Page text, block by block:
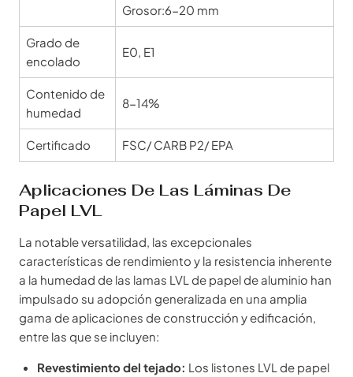
Grosor:6-20 mm
Grado de
encolado
E0, E1
Contenido de
humedad
8-14%
Certificado FSC/ CARB P2/ EPA
Aplicaciones De Las Láminas De
Papel LVL
La notable versatilidad, las excepcionales
características de rendimiento y la resistencia inherente
a la humedad de las lamas LVL de papel de aluminio han
impulsado su adopción generalizada en una amplia
gama de aplicaciones de construcción y edificación,
entre las que se incluyen:
Revestimiento del tejado: Los listones LVL de papel